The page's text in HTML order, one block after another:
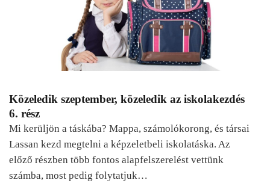
Közeledik szeptember, közeledik az iskolakezdés
6. rész
Mi kerüljön a táskába? Mappa, számolókorong, és társai
Lassan kezd megtelni a képzeletbeli iskolatáska. Az
előző részben több fontos alapfelszerelést vettünk
számba, most pedig folytatjuk…